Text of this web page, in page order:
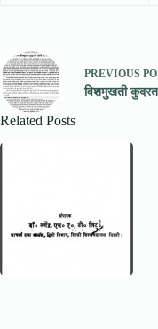
PREVIOUS
विशमुखती
Related Posts